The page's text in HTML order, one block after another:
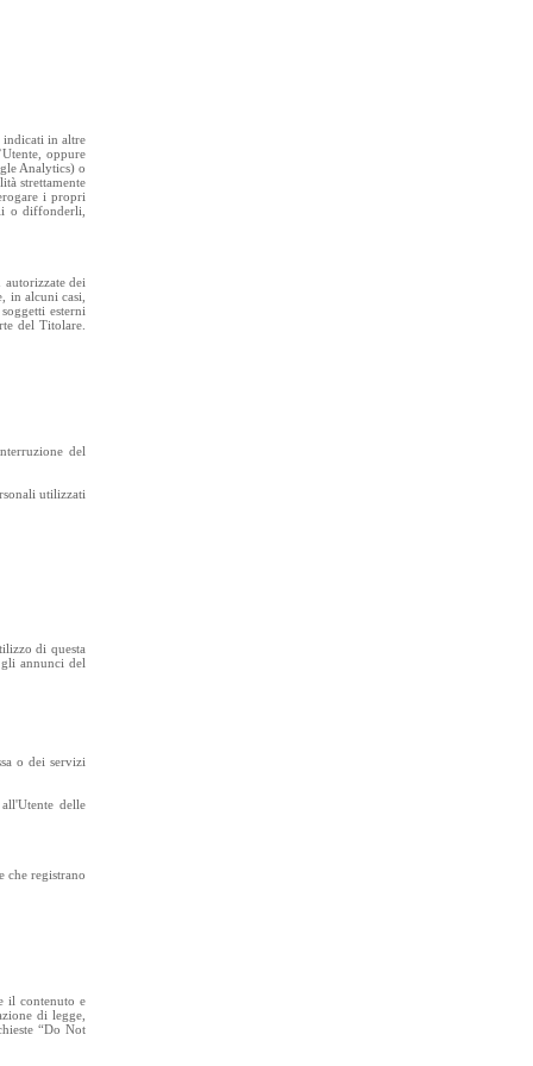
indicati in altre
oppure
Analytics) o
strettamente
i propri
o diffonderli,
dei
in alcuni casi,
esterni
del Titolare.
del
utilizzati
di questa
annunci del
o dei servizi
delle
che registrano
il contenuto e
di legge,
“Do Not